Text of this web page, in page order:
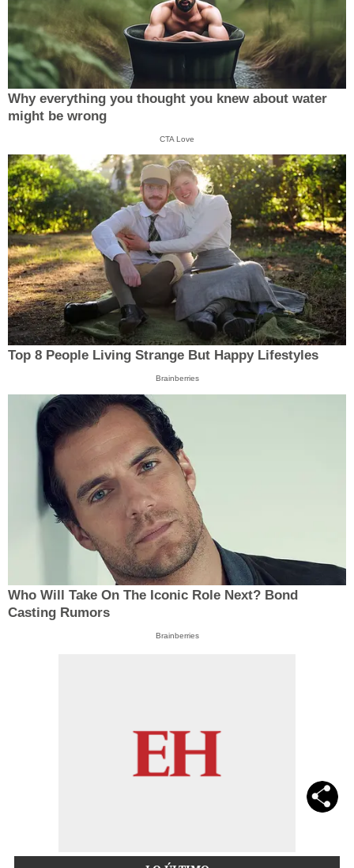
Why everything you thought you knew about water
might be wrong
CTA Love
Top 8 People Living Strange But Happy Lifestyles
Brainberries
Who Will Take On The Iconic Role Next? Bond
Casting Rumors
Brainberries